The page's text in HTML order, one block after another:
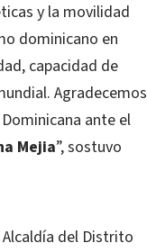
y la movilidad
dominicano en
capacidad de
Agradecemos
ante el
Mejia”, sostuvo
del Distrito